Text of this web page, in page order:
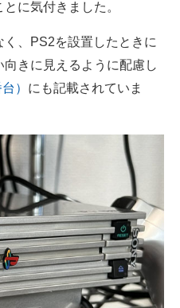
に気付きました。
、PS2を設置したときに
きに見えるように配慮し
） にも記載されていま